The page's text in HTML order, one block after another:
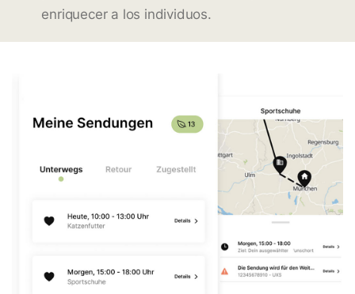
enriquecer a los individuos.